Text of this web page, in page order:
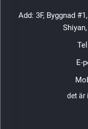
Add: 3F, Byggnad
E-
det är